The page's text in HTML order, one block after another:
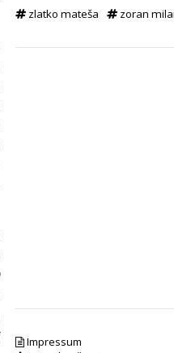
zlatko mateša
zoran
Impressum